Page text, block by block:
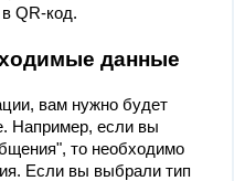
QR-код.
данные
вам нужно будет
Например, если вы
то необходимо
Если вы выбрали тип